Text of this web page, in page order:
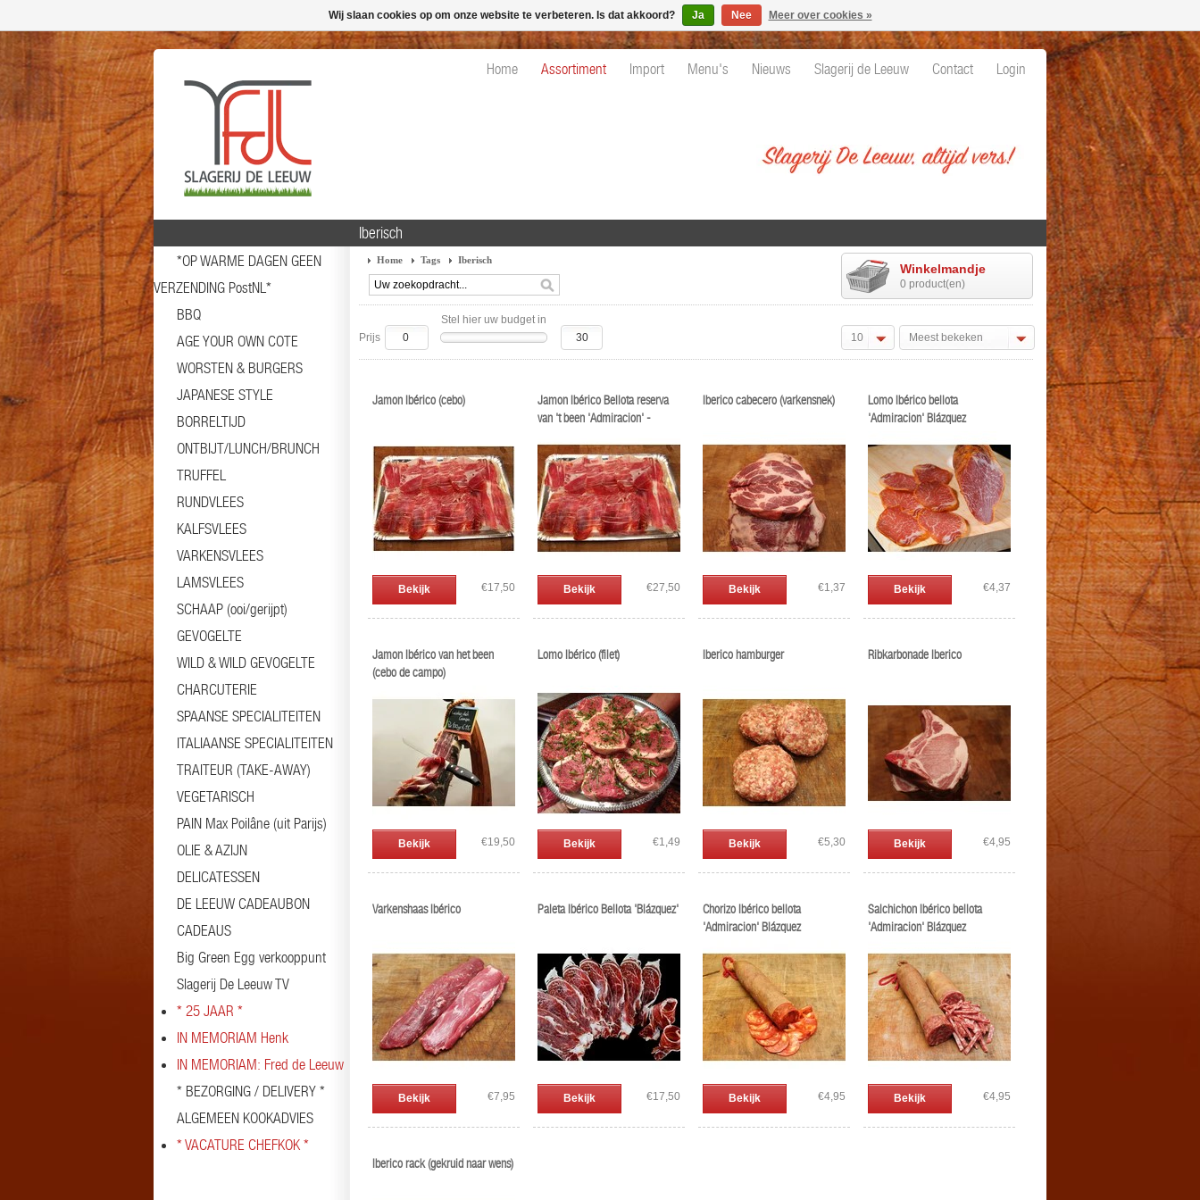
Home Assortiment Import Menu's Nieuws Slagerij de Leeuw Contact Login
*OP WARME DAGEN GEEN
VERZENDING PostNL*
BBQ
AGE YOUR OWN COTE
WORSTEN & BURGERS
JAPANESE STYLE
BORRELTIJD
ONTBIJT/LUNCH/BRUNCH
TRUFFEL
RUNDVLEES
KALFSVLEES
VARKENSVLEES
LAMSVLEES
SCHAAP (ooi/gerijpt)
GEVOGELTE
WILD & WILD GEVOGELTE
CHARCUTERIE
SPAANSE SPECIALITEITEN
ITALIAANSE SPECIALITEITEN
TRAITEUR (TAKE-AWAY)
VEGETARISCH
PAIN Max Poilâne (uit Parijs)
OLIE & AZIJN
DELICATESSEN
DE LEEUW CADEAUBON
CADEAUS
Big Green Egg verkooppunt
Slagerij De Leeuw TV
* 25 JAAR *
IN MEMORIAM Henk
IN MEMORIAM: Fred de Leeuw
* BEZORGING / DELIVERY *
ALGEMEEN KOOKADVIES
* VACATURE CHEFKOK *
Iberisch
Home Tags Iberisch
Winkelmandje
0 product(en)
Stel hier uw budget in
Prijs
10 Meest bekeken
Jamon Ibérico (cebo)
Bekijk €17,50
Jamon Ibérico Bellota reserva
van 't been 'Admiracion' -
Bekijk €27,50
Iberico cabecero (varkensnek)
Bekijk €1,37
Lomo Ibérico bellota
'Admiracion' Blázquez
Bekijk €4,37
Jamon Ibérico van het been
(cebo de campo)
Bekijk €19,50
Lomo Ibérico (filet)
Bekijk €1,49
Iberico hamburger
Bekijk €5,30
Ribkarbonade Iberico
Bekijk €4,95
Varkenshaas Ibérico
Bekijk €7,95
Paleta Ibérico Bellota 'Blázquez'
Bekijk €17,50
Chorizo Ibérico bellota
'Admiracion' Blázquez
Bekijk €4,95
Salchichon Ibérico bellota
'Admiracion' Blázquez
Bekijk €4,95
Iberico rack (gekruid naar wens)
Wij slaan cookies op om onze website te verbeteren. Is dat akkoord? Ja Nee Meer over cookies »